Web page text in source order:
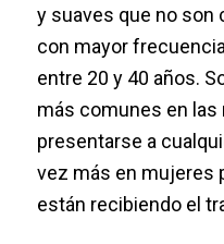
y suaves que no son
con mayor
entre 20 y 40 años.
más comunes en
presentarse a
vez más en mujeres
están recibiendo el